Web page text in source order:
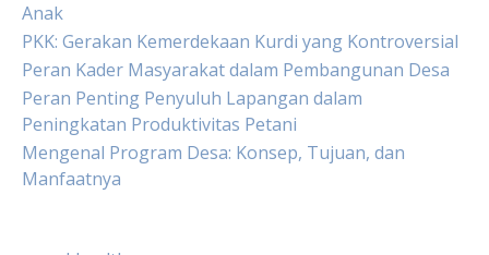
Anak
PKK: Gerakan Kemerdekaan Kurdi yang Kontroversial
Peran Kader Masyarakat dalam Pembangunan Desa
Peran Penting Penyuluh Lapangan dalam
Peningkatan Produktivitas Petani
Mengenal Program Desa: Konsep, Tujuan, dan
Manfaatnya